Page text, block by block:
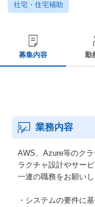
社宅・住宅補助
募集内容 勤
業務内容
AWS、Azure等のク
ラクチャ設計やサー
一連の職務をお願いし
・システムの要件に